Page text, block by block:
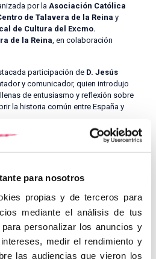
para nosotros
propias y de terceros para
mediante el análisis de tus
personalizar los anuncios y
medir el rendimiento y
las audiencias que vieron los
por la Asociación Católica
de Talavera de la Reina y
de Cultura del Excmo.
de la Reina , en colaboración
participación de D. Jesús
y comunicador, quien introdujo
de entusiasmo y reflexión sobre
la historia común entre España y
invita al espectador a un viaje